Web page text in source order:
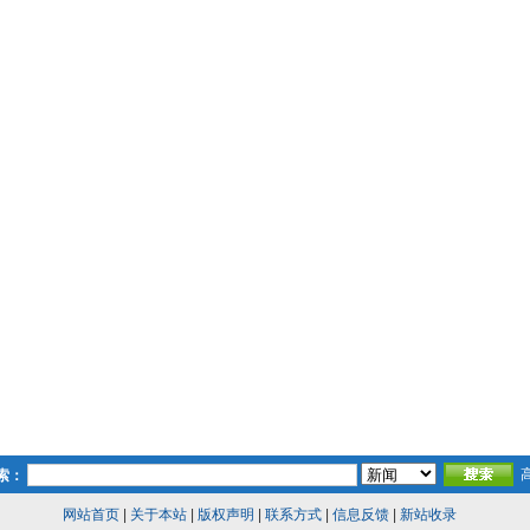
：
网站首页| 关于本站| 版权声明 联系方式| 信息反馈| 新站收录